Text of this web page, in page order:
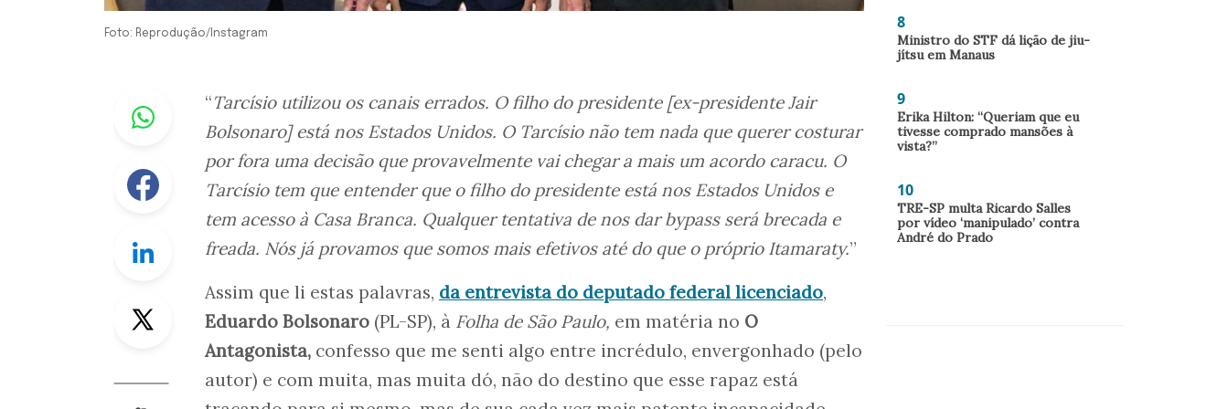
Foto: Reprodução/Instagram
Whastapp
Facebook
Linkedin
Twitter
“Tarcísio utilizou os canais errados. O filho do presidente [ex-presidente Jair
Bolsonaro] está nos Estados Unidos. O Tarcísio não tem nada que querer costurar
por fora uma decisão que provavelmente vai chegar a mais um acordo caracu. O
Tarcísio tem que entender que o filho do presidente está nos Estados Unidos e
tem acesso à Casa Branca. Qualquer tentativa de nos dar bypass será brecada e
freada. Nós já provamos que somos mais efetivos até do que o próprio Itamaraty.”
Assim que li estas palavras, da entrevista do deputado federal licenciado,
Eduardo Bolsonaro (PL-SP), à Folha de São Paulo, em matéria no O
Antagonista, confesso que me senti algo entre incrédulo, envergonhado (pelo
autor) e com muita, mas muita dó, não do destino que esse rapaz está
8
Ministro do STF dá lição de jiu-
jítsu em Manaus
9
Erika Hilton: “Queriam que eu
tivesse comprado mansões à
vista?”
10
TRE-SP multa Ricardo Salles
por vídeo ‘manipulado’ contra
André do Prado